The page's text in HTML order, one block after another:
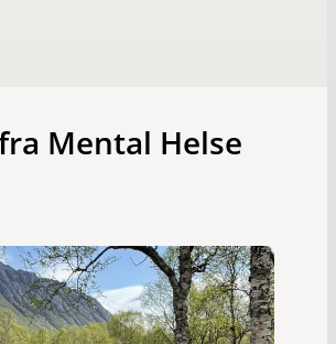
Mental Helse